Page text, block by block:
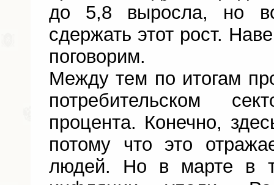
до 5,8 выросла, но
сдержать этот рост.
поговорим.
Между тем по итогам
потребительском
процента. Конечно,
потому что это
людей. Но в марте в